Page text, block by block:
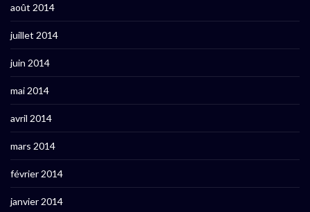
août 2014
juillet 2014
juin 2014
mai 2014
avril 2014
mars 2014
février 2014
janvier 2014